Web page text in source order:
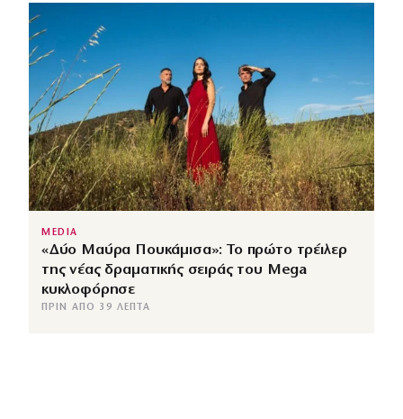
MEDIA
«Δύο Μαύρα Πουκάμισα»: Το πρώτο τρέιλερ
της νέας δραματικής σειράς του Mega
κυκλοφόρησε
ΠΡΙΝ ΑΠΌ 39 ΛΕΠΤΆ